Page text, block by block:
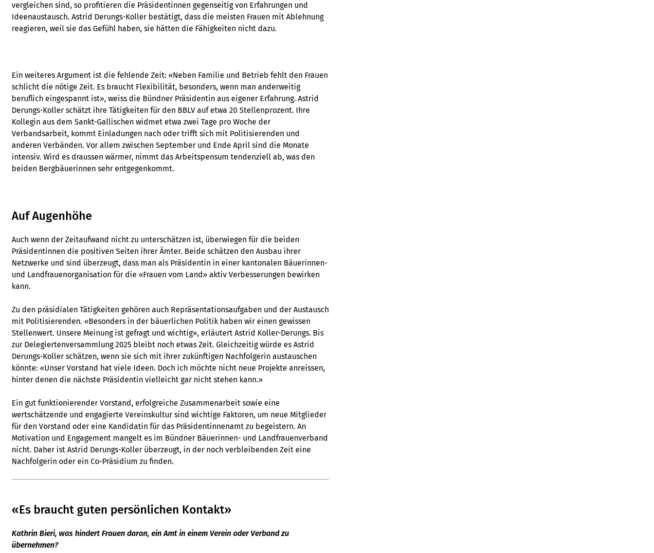
vergleichen sind, so profitieren die Präsidentinnen gegenseitig von Erfahrungen und
Ideenaustausch. Astrid Derungs-Koller bestätigt, dass die meisten Frauen mit Ablehnung
reagieren, weil sie das Gefühl haben, sie hätten die Fähigkeiten nicht dazu.
Ein weiteres Argument ist die fehlende Zeit: «Neben Familie und Betrieb fehlt den Frauen
schlicht die nötige Zeit. Es braucht Flexibilität, besonders, wenn man anderweitig
beruflich eingespannt ist», weiss die Bündner Präsidentin aus eigener Erfahrung. Astrid
Derungs-Koller schätzt ihre Tätigkeiten für den BBLV auf etwa 20 Stellenprozent. Ihre
Kollegin aus dem Sankt-Gallischen widmet etwa zwei Tage pro Woche der
Verbandsarbeit, kommt Einladungen nach oder trifft sich mit Politisierenden und
anderen Verbänden. Vor allem zwischen September und Ende April sind die Monate
intensiv. Wird es draussen wärmer, nimmt das Arbeitspensum tendenziell ab, was den
beiden Bergbäuerinnen sehr entgegenkommt.
Auf Augenhöhe
Auch wenn der Zeitaufwand nicht zu unterschätzen ist, überwiegen für die beiden
Präsidentinnen die positiven Seiten ihrer Ämter. Beide schätzen den Ausbau ihrer
Netzwerke und sind überzeugt, dass man als Präsidentin in einer kantonalen Bäuerinnen-
und Landfrauenorganisation für die «Frauen vom Land» aktiv Verbesserungen bewirken
kann.
Zu den präsidialen Tätigkeiten gehören auch Repräsentationsaufgaben und der Austausch
mit Politisierenden. «Besonders in der bäuerlichen Politik haben wir einen gewissen
Stellenwert. Unsere Meinung ist gefragt und wichtig», erläutert Astrid Koller-Derungs. Bis
zur Delegiertenversammlung 2025 bleibt noch etwas Zeit. Gleichzeitig würde es Astrid
Derungs-Koller schätzen, wenn sie sich mit ihrer zukünftigen Nachfolgerin austauschen
könnte: «Unser Vorstand hat viele Ideen. Doch ich möchte nicht neue Projekte anreissen,
hinter denen die nächste Präsidentin vielleicht gar nicht stehen kann.»
Ein gut funktionierender Vorstand, erfolgreiche Zusammenarbeit sowie eine
wertschätzende und engagierte Vereinskultur sind wichtige Faktoren, um neue Mitglieder
für den Vorstand oder eine Kandidatin für das Präsidentinnenamt zu begeistern. An
Motivation und Engagement mangelt es im Bündner Bäuerinnen- und Landfrauenverband
nicht. Daher ist Astrid Derungs-Koller überzeugt, in der noch verbleibenden Zeit eine
Nachfolgerin oder ein Co-Präsidium zu finden.
«Es braucht guten persönlichen Kontakt»
Kathrin Bieri, was hindert Frauen daran, ein Amt in einem Verein oder Verband zu
übernehmen?